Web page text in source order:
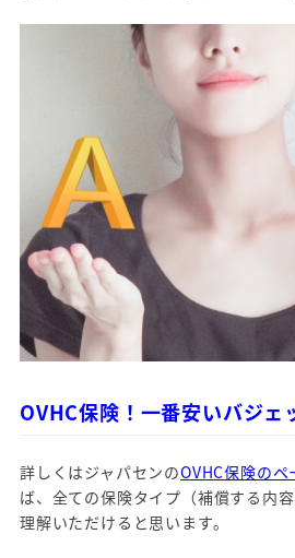
OVHC保険！一番安いバジェ
詳しくはジャパセンのOVHC保険のペ
ば、全ての保険タイプ（補償する内
理解いただけると思います。